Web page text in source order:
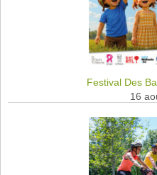
Festival Des
16